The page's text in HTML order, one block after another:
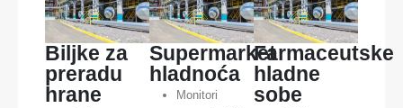
Biljke za
preradu
hrane
Supermarket
hladnoća
Monitori
Farmaceutske
hladne
sobe